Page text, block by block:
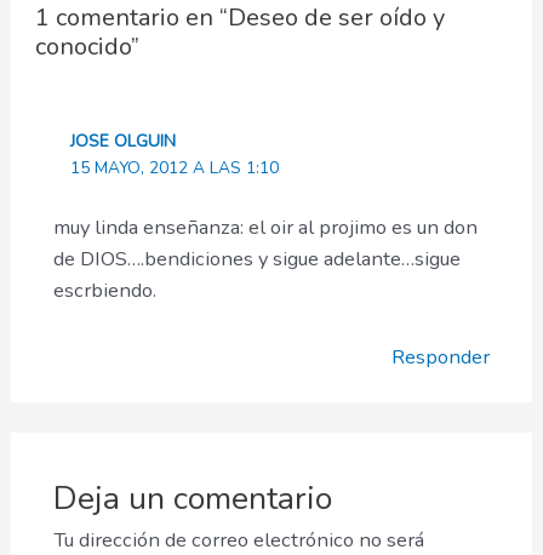
1 comentario en “Deseo de ser oído y
conocido”
JOSE OLGUIN
15 MAYO, 2012 A LAS 1:10
muy linda enseñanza: el oir al projimo es un don
de DIOS….bendiciones y sigue adelante…sigue
escrbiendo.
Responder
Deja un comentario
Tu dirección de correo electrónico no será